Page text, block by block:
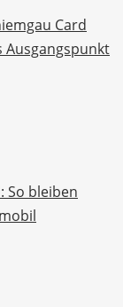
Card
Ausgangspunkt
So bleiben